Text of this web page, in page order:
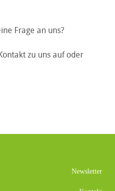
Frage an uns?
zu uns auf oder
Newsletter